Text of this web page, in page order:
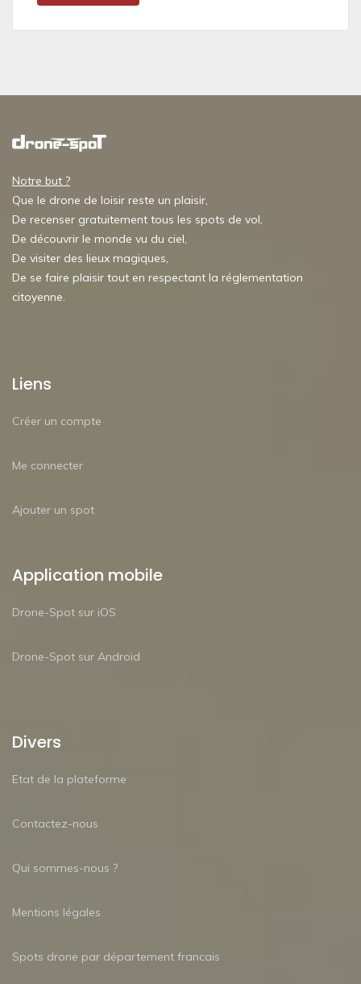
Notre but ?
Que le drone de loisir reste un plaisir,
De recenser gratuitement tous les spots de vol,
De découvrir le monde vu du ciel,
De visiter des lieux magiques,
De se faire plaisir tout en respectant la réglementation
citoyenne.
Liens
Créer un compte
Me connecter
Ajouter un spot
Application mobile
Drone-Spot sur iOS
Drone-Spot sur Android
Divers
Etat de la plateforme
Contactez-nous
Qui sommes-nous ?
Mentions légales
Spots drone par département francais